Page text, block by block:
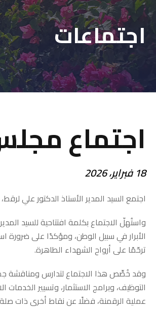
اجتماعات
اجتماع
18 فبراير، 2026
اجتمع السيد المدير الأستاذ الدكتور علي لرقط، يوم 18 فيفري 2026، بأعضاء مجلس المديرية بقاعة الاجتماعات
واستُهلّ الاجتماع بكلمة افتتاحية للسيد
الأبرار في سبيل الوطن، ومؤكدًا على
ترحّمًا على أرواح الشهداء الطاهرة.
التوظيف، وبرامج الاستثمار، وتسيير
عملية الرقمنة، فضلًا عن نقاط أخرى ذات